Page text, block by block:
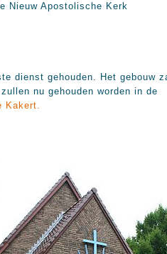
Nieuw Apostolische Kerk
dienst gehouden. Het gebouw
nu gehouden worden in de
Kakert.